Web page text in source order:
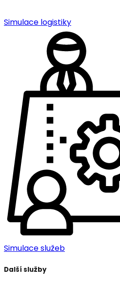
Simulace logistiky
Simulace služeb
Další služby